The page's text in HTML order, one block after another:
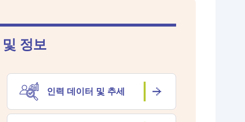
정보
인력 데이터 및 추세